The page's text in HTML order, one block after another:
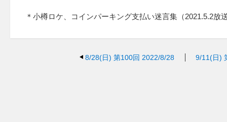
＊小樽ロケ、コインパーキング支払い迷言集（2021.5.2放
8/28(日) 第100回 2022/8/28 9/11(日)